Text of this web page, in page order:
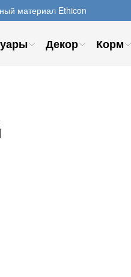
материал Ethicon
Декор Корм